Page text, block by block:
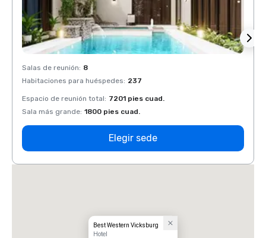
Salas de reunión: 8
Habitaciones para huéspedes: 237
Espacio de reunión total: 7201 pies cuad.
Sala más grande: 1800 pies cuad.
Elegir sede
Best Western Vicksburg
Hotel